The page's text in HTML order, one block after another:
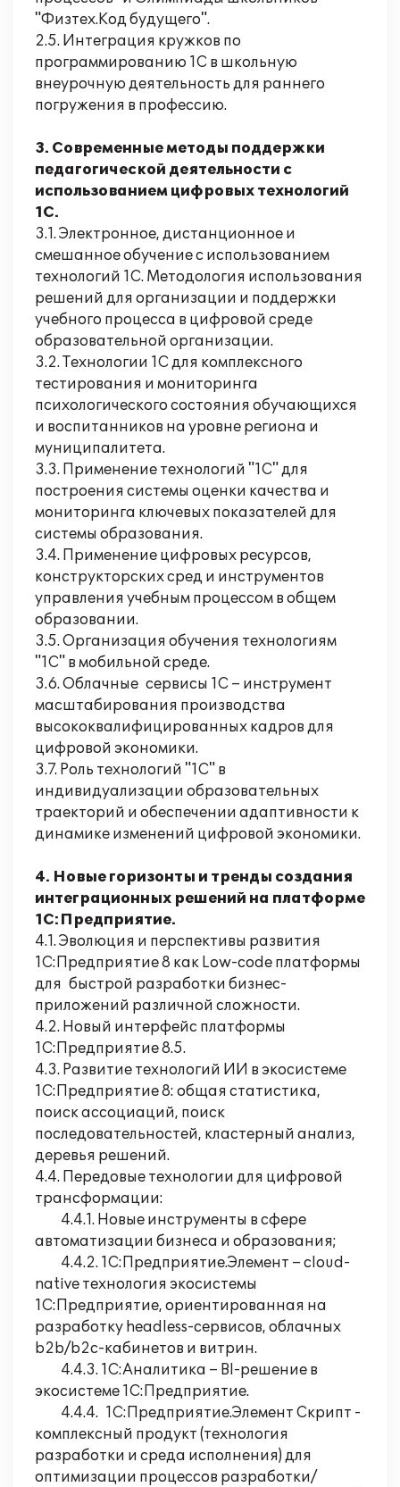
"Физтех.Код будущего".
2.5. Интеграция кружков по
программированию 1С в школьную
внеурочную деятельность для раннего
погружения в профессию.
3. Современные методы поддержки
педагогической деятельности с
использованием цифровых технологий
1С.
3.1. Электронное, дистанционное и
смешанное обучение с использованием
технологий 1С. Методология использования
решений для организации и поддержки
учебного процесса в цифровой среде
образовательной организации.
3.2. Технологии 1С для комплексного
тестирования и мониторинга
психологического состояния обучающихся
и воспитанников на уровне региона и
муниципалитета.
3.3. Применение технологий "1С" для
построения системы оценки качества и
мониторинга ключевых показателей для
системы образования.
3.4. Применение цифровых ресурсов,
конструкторских сред и инструментов
управления учебным процессом в общем
образовании.
3.5. Организация обучения технологиям
"1С" в мобильной среде.
3.6. Облачные сервисы 1С – инструмент
масштабирования производства
высококвалифицированных кадров для
цифровой экономики.
3.7. Роль технологий "1С" в
индивидуализации образовательных
траекторий и обеспечении адаптивности к
динамике изменений цифровой экономики.
4. Новые горизонты и тренды создания
интеграционных решений на платформе
1С:Предприятие.
4.1. Эволюция и перспективы развития
1С:Предприятие 8 как Low-code платформы
для быстрой разработки бизнес-
приложений различной сложности.
4.2. Новый интерфейс платформы
1С:Предприятие 8.5.
4.3. Развитие технологий ИИ в экосистеме
1С:Предприятие 8: общая статистика,
поиск ассоциаций, поиск
последовательностей, кластерный анализ,
деревья решений.
4.4. Передовые технологии для цифровой
трансформации:
4.4.1. Новые инструменты в сфере
автоматизации бизнеса и образования;
4.4.2. 1С:Предприятие.Элемент – cloud-
native технология экосистемы
1С:Предприятие, ориентированная на
разработку headless-сервисов, облачных
b2b/b2c-кабинетов и витрин.
4.4.3. 1С:Аналитика – BI-решение в
экосистеме 1С:Предприятие.
4.4.4. 1C:Предприятие.Элемент Скрипт -
комплексный продукт (технология
разработки и среда исполнения) для
оптимизации процессов разработки/